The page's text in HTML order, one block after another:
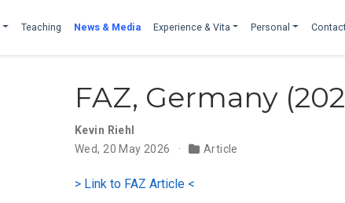
Teaching News & Media Experience & Vita Personal
FAZ, Germany
Kevin Riehl
Wed, 20 May 2026
Article
> Link to FAZ Article <